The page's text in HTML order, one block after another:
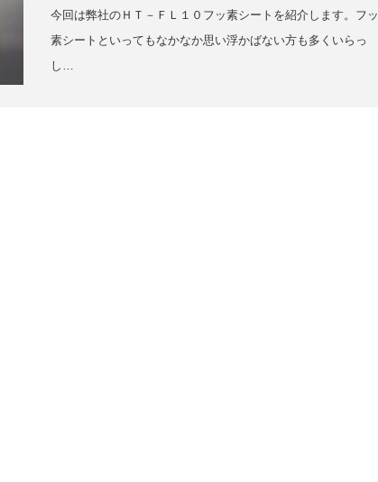
今回は弊社のＨＴ－ＦＬ１０フッ素シートを紹介します。フッ
素シートといってもなかなか思い浮かばない方も多くいらっ
し…